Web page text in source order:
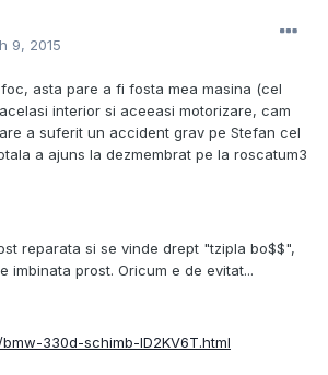
9, 2015
asta pare a fi fosta mea masina (cel
interior si aceeasi motorizare, cam
a suferit un accident grav pe Stefan cel
a ajuns la dezmembrat pe la roscatum3
reparata si se vinde drept "tzipla bo$$",
imbinata prost. Oricum e de evitat...
330d-schimb-ID2KV6T.html